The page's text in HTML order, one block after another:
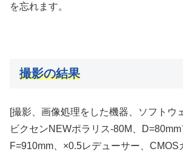
を忘れます。
撮影の結果
[撮影、画像処理をした機器、ソフトウ
ビクセンNEWポラリス-80M、D=80mm
F=910mm、×0.5レデューサー、CMOS